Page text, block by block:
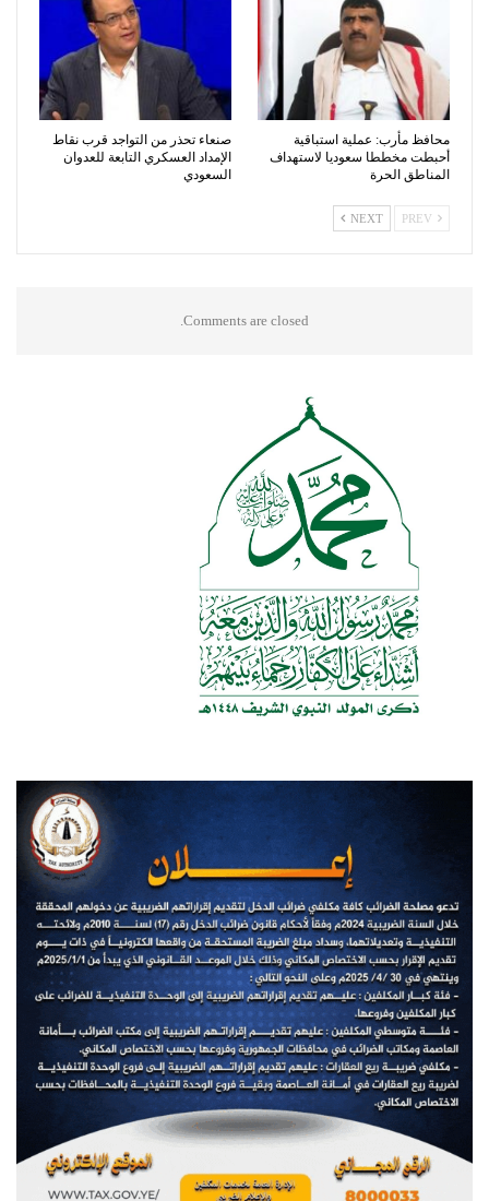
محافظ مأرب: عملية استباقية
أحبطت مخططا سعوديا لاستهداف
المناطق الحرة
صنعاء تحذر من التواجد قرب نقاط
الإمداد العسكري التابعة للعدوان
السعودي
NEXT
Comments are closed.